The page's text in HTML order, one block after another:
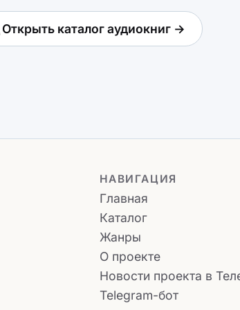
Открыть каталог аудиокниг →
НАВИГАЦИЯ
Главная
Каталог
Жанры
О проекте
Новости проекта в
Telegram-бот